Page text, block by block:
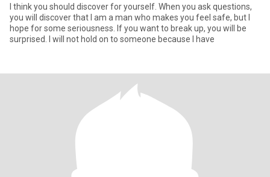
I think you should discover for yourself. When you ask questions,
you will discover that I am a man who makes you feel safe, but I
hope for some seriousness. If you want to break up, you will be
surprised. I will not hold on to someone because I have